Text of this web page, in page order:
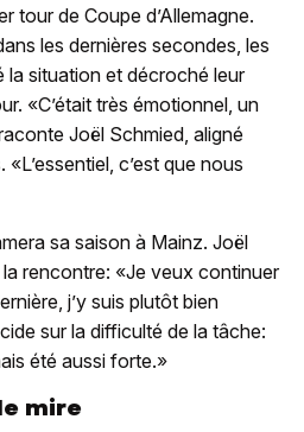
tour de Coupe d’Allemagne.
les dernières secondes, les
la situation et décroché leur
«C’était très émotionnel, un
Joël Schmied, aligné
c’est que nous
sa saison à Mainz. Joël
rencontre: «Je veux continuer
j’y suis plutôt bien
sur la difficulté de la tâche:
été aussi forte.»
mire